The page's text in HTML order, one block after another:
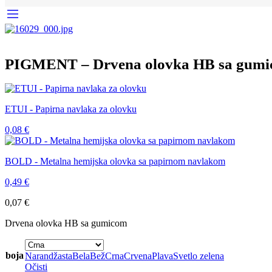
PIGMENT – Drvena olovka HB sa
ETUI - Papirna navlaka za olovku
0,08 €
BOLD - Metalna hemijska olovka sa papirnom navlakom
0,49 €
0,07 €
Drvena olovka HB sa gumicom
bojaNarandžastaBelaBežCrnaCrvenaPlavaSvetlo zelena
Očisti